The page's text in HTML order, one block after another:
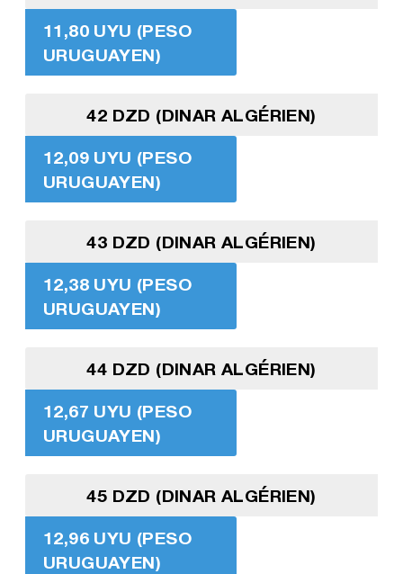
11,80 UYU (PESO
URUGUAYEN)
42 DZD (DINAR ALGÉRIEN)
12,09 UYU (PESO
URUGUAYEN)
43 DZD (DINAR ALGÉRIEN)
12,38 UYU (PESO
URUGUAYEN)
44 DZD (DINAR ALGÉRIEN)
12,67 UYU (PESO
URUGUAYEN)
45 DZD (DINAR ALGÉRIEN)
12,96 UYU (PESO
URUGUAYEN)